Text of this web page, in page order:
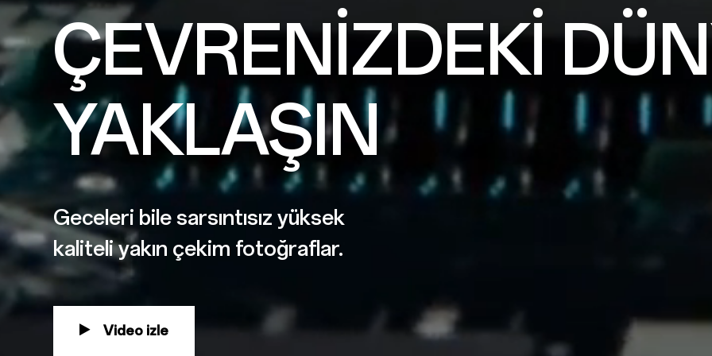
ÇEVRENİZDEKİ
YAKLAŞIN
Geceleri bile sarsıntısız yüksek
kaliteli yakın çekim fotoğraflar.
Video izle